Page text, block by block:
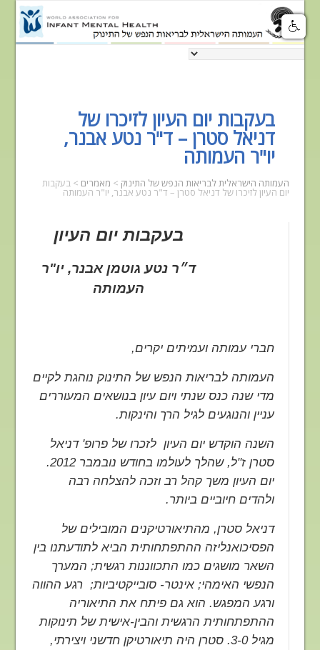
בעקבות יום העיון לזיכרו של
דניאל סטרן – ד"ר נטע אבנר,
יו"ר העמותה
העמותה הישראלית לבריאות הנפש של התינוק > מאמרים > בעקבות
יום העיון לזיכרו של דניאל סטרן – ד"ר נטע אבנר, יו"ר העמותה
בעקבות יום העיון
ד״ר נטע גוטמן אבנר, יו"ר
העמותה
חברי עמותה ועמיתים יקרים,
העמותה לבריאות הנפש של התינוק נוהגת לקיים
מדי שנה כנס שנתי ויום עיון בנושאים המעוררים
עניין והנוגעים לגיל הרך והינקות.
השנה הוקדש יום העיון לזכרו של פרופ' דניאל
סטרן ז"ל, שהלך לעולמו בחודש נובמבר 2012.
יום העיון משך קהל רב וזכה להצלחה רבה
ולהדים חיוביים ביותר.
דניאל סטרן, מהתיאורטיקנים המובילים של
הפסיכואנליזה ההתפתחותית הביא לתודעתנו בין
השאר מושגים כמו התכווננות רגשית; המערך
הנפשי האימהי; אינטר- סובייקטיביות; רגע ההווה
ורגע המפגש. הוא גם פיתח את התיאוריה
ההתפתחותית הרגשית והבין-אישית של תינוקות
מגיל 3-0. סטרן היה תיאורטיקן חדשני ויצירתי,